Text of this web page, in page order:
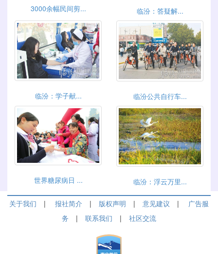
3000余幅民间剪... 临汾：答疑解...
临汾：学子献... 临汾公共自行车...
世界糖尿病日 ... 临汾：浮云万里...
关于我们 | 报社简介 | 版权声明 | 意见建议 |
广告服
务
| 联系我们 | 社区交流